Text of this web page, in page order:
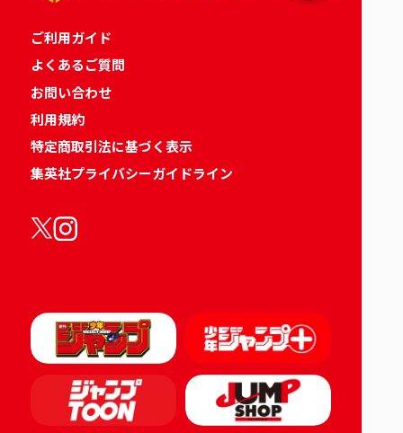
ご利用ガイド
よくあるご質問
お問い合わせ
利用規約
特定商取引法に基づく表示
集英社プライバシーガイドライン